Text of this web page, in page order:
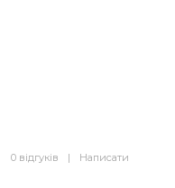
0 відгуків |
Написати